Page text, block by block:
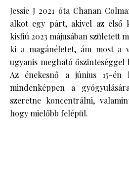
Jessie J 2021 óta Chanan
alkot egy párt, akivel az első
kisfiú 2023 májusában született
ki a magánéletet, ám most a
ugyanis megható őszinteséggel
Az énekesnő a június 15-én
mindenképpen a
szeretne koncentrálni,
hogy mielőbb felépül.